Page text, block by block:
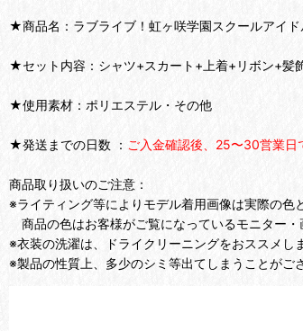
★商品名：ラブライブ！虹ヶ咲学園スクールア
★セット内容：シャツ+スカート+上着+リボン+髪
★使用素材：ポリエステル・その他
★発送までの日数 ： ご入金確認後、25〜30営業日
商品取り扱いのご注意：
※ライティング等によりモデル着用画像は実際の色
商品の色はお客様がご覧になっているモニター・
※衣装の洗濯は、ドライクリーニングをおススメし
※製品の性質上、多少のシミ等出てしまうことがご